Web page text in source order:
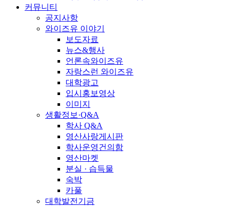
커뮤니티
공지사항
와이즈유 이야기
보도자료
뉴스&행사
언론속와이즈유
자랑스런 와이즈유
대학광고
입시홍보영상
이미지
생활정보·Q&A
학사 Q&A
영산사랑게시판
학사운영건의함
영산마켓
분실 · 습득물
숙박
카풀
대학발전기금